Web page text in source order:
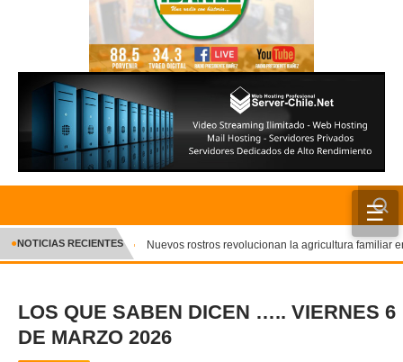
☰
INICIO
CRÓNICA
DEPORTES ✕
●NOTICIAS RECIENTES Nuevos rostros revolucionan la agricultura familiar
LOS QUE SABEN DICEN ….. VIERNES 6
DE MARZO 2026